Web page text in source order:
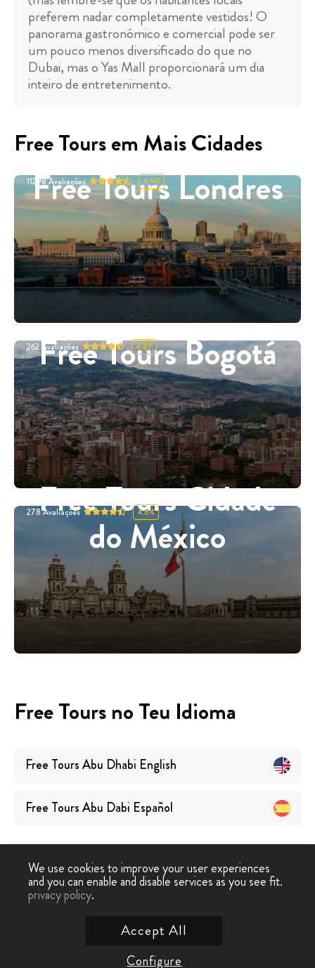
preferem nadar completamente vestidos! O
panorama gastronómico e comercial pode ser
um pouco menos diversificado do que no
Dubai, mas o Yas Mall proporcionará um dia
inteiro de entretenimento.
Free Tours em Mais Cidades
Free Tours Londres
11298Avaliações 4.90
Free Tours Bogotá
262 Avaliações 4.87
Free Tours Cidade
do México
278 Avaliações 4.84
Free Tours no Teu Idioma
Free ToursAbu Dhabi English
Free ToursAbu Dabi Español
Free Walking Tour
We use cookies to improve your user experiences
and you can enable and disable services as you see fit.
privacy policy.
Configure
Accept All